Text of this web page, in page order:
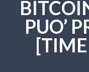
PUO’